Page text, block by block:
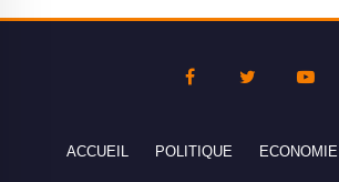
ACCUEIL POLITIQUE ECONOMIE